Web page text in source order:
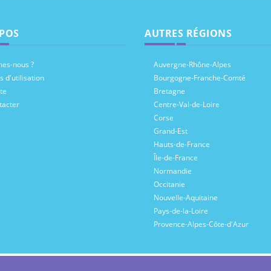
nous ?
d'utilisation
AUTRES RÉGIONS
Auvergne-Rhône-Alpes
Bourgogne-Franche-Comté
Bretagne
Centre-Val-de-Loire
Corse
Grand-Est
Hauts-de-France
Île-de-France
Normandie
Occitanie
Nouvelle-Aquitaine
Pays-de-la-Loire
Provence-Alpes-Côte-d'Azur